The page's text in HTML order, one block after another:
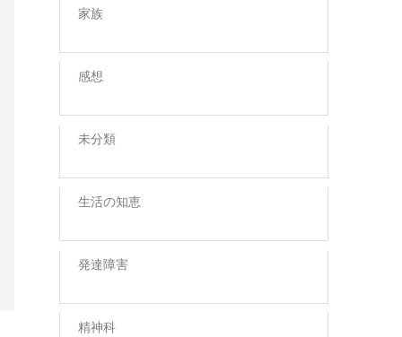
家族
感想
未分類
生活の知恵
発達障害
精神科